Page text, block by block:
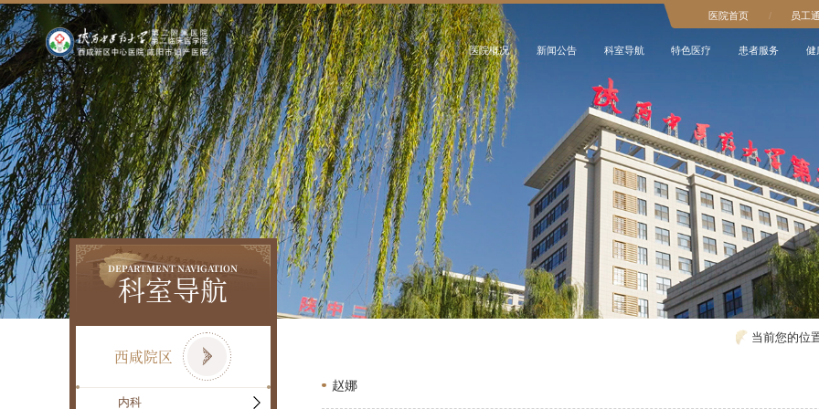
医院首页 / 员工
医院概况 新闻公告 科室导航 特色医疗 患者服务 健
DEPARTMENT NAVIGATION
科室导航
西咸院区
内科
当前您的位
赵娜